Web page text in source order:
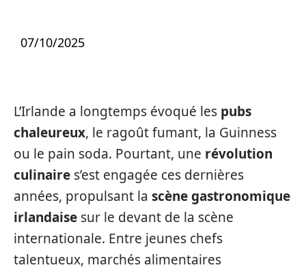
07/10/2025
L’Irlande a longtemps évoqué les pubs
chaleureux, le ragoût fumant, la Guinness
ou le pain soda. Pourtant, une révolution
culinaire s’est engagée ces dernières
années, propulsant la scène gastronomique
irlandaise sur le devant de la scène
internationale. Entre jeunes chefs
talentueux, marchés alimentaires